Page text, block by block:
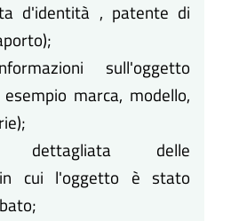
d'identità , patente di
sull'oggetto
marca, modello,
dettagliata delle
in cui l'oggetto è stato